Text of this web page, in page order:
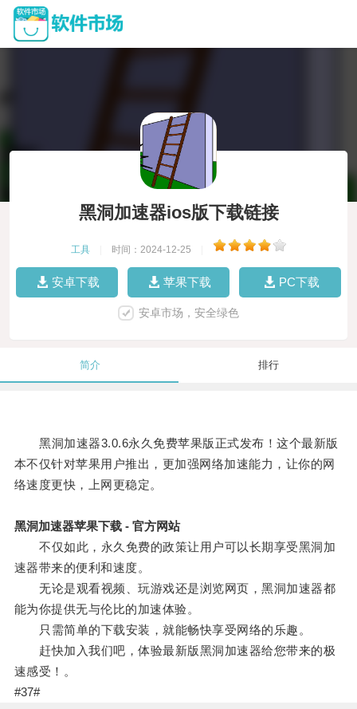
黑洞加速器ios版下载链接
工具 时间：2024-12-25
安卓下载 苹果下载 PC下载
安卓市场，安全绿色
简介 排行
黑洞加速器3.0.6永久免费苹果版正式发布！这个最新版
本不仅针对苹果用户推出，更加强网络加速能力，让你的网
络速度更快，上网更稳定。
黑洞加速器苹果下载 - 官方网站
不仅如此，永久免费的政策让用户可以长期享受黑洞加
速器带来的便利和速度。
无论是观看视频、玩游戏还是浏览网页，黑洞加速器都
能为你提供无与伦比的加速体验。
只需简单的下载安装，就能畅快享受网络的乐趣。
赶快加入我们吧，体验最新版黑洞加速器给您带来的极
速感受！。
#37#